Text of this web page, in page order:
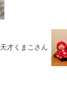
天才くまこさん